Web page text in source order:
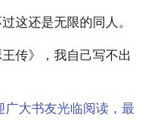
这还是无限的同人。
传》，我自己写不出
广大书友光临阅读，最